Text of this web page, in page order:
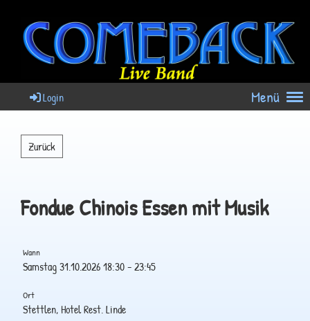
Menü
Login
Zurück
Fondue Chinois Essen mit Musik
Wann
Samstag 31.10.2026 18:30 - 23:45
Ort
Stettlen, Hotel Rest. Linde